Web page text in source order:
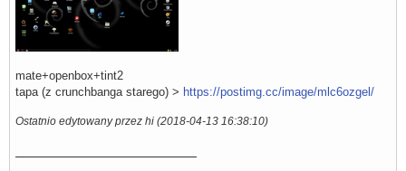
mate+openbox+tint2
tapa (z crunchbanga starego) > https://postimg.cc/image/mlc6ozgel/
Ostatnio edytowany przez hi (2018-04-13 16:38:10)